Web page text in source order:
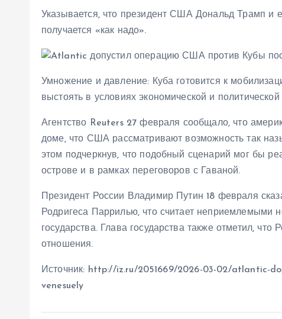
Указывается, что президент США Дональд Трамп и
получается «как надо».
Умножение и давление: Куба готовится к
выстоять в условиях экономической и
Агентство Reuters 27 февраля сообщало, что
доме, что США рассматривают возможность так
этом подчеркнув, что подобный сценарий мог бы
острове и в рамках переговоров с Гаваной.
Президент России Владимир Путин 18 февраля
Родригеса Паррилью, что считает неприемлемыми
государства. Глава государства также отметил,
отношения.
Источник: http://iz.ru/2051669/2026-03-02/atlantic-
venesuely